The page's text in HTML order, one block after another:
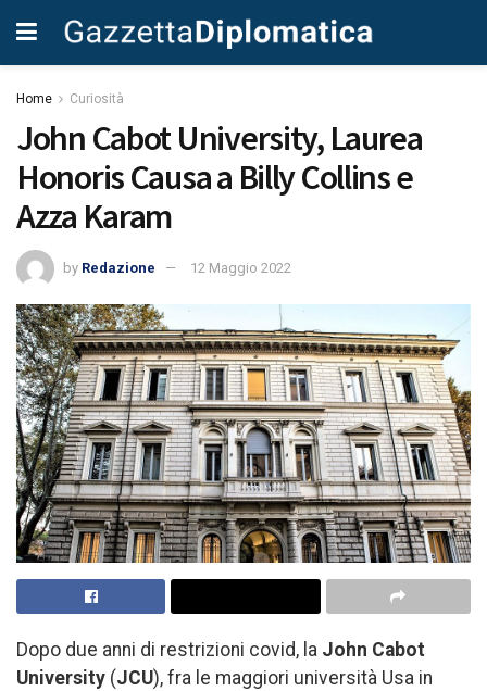
Home Curiosità
John Cabot University, Laurea
Honoris Causa a Billy Collins e
Azza Karam
by Redazione 12 Maggio 2022
Dopo due anni di restrizioni covid, la John Cabot
University (JCU), fra le maggiori università Usa in